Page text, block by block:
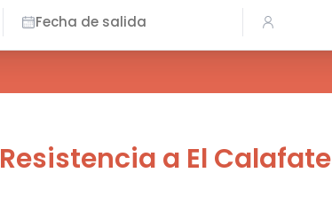
Fecha de salida
Resistencia a El Calafate